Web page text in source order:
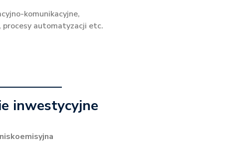
komunikacyjne,
procesy automatyzacji etc.
inwestycyjne